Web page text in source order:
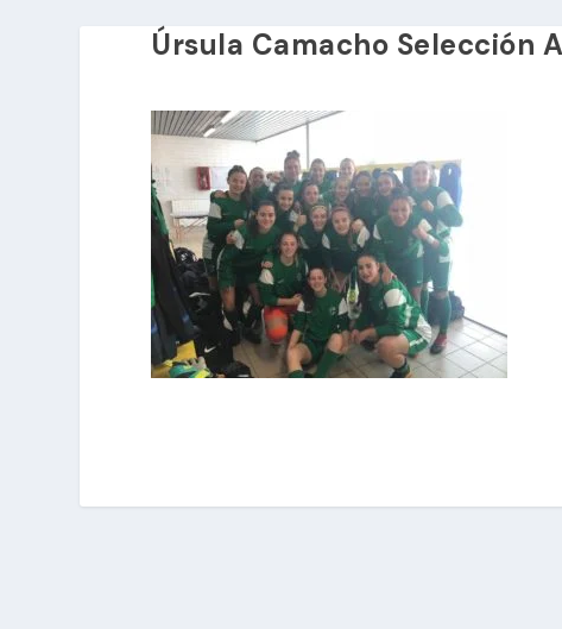
Úrsula Camacho Selección